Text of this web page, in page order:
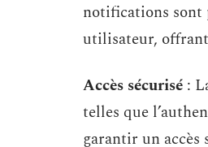
notifications sont
utilisateur,
Accès sécurisé :
telles que
garantir un